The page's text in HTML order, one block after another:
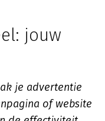
jouw
je advertentie
of website